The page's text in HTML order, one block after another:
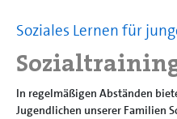
Soziales Lernen für
In regelmäßigen Abständen
Jugendlichen unserer Familien